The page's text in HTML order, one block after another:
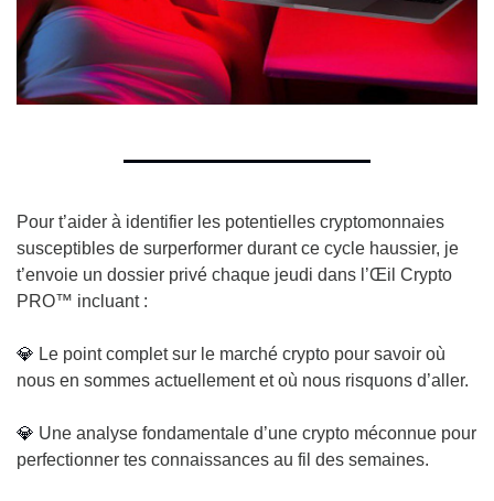
Pour t’aider à identifier les potentielles cryptomonnaies
susceptibles de surperformer durant ce cycle haussier, je
t’envoie un dossier privé chaque jeudi dans l’Œil Crypto
PRO™ incluant :
💎 Le point complet sur le marché crypto pour savoir où
nous en sommes actuellement et où nous risquons d’aller.
💎 Une analyse fondamentale d’une crypto méconnue pour
perfectionner tes connaissances au fil des semaines.